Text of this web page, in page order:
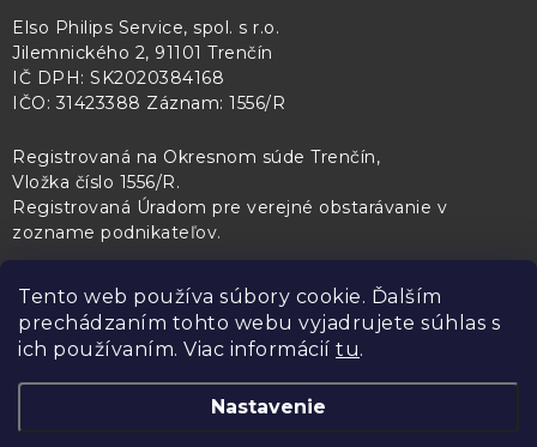
Tento web používa súbory cookie. Ďalším
prechádzaním tohto webu vyjadrujete súhlas s
ich používaním. Viac informácií tu.
Nastavenie
Elso Philips Service, spol. s r.o.
Jilemnického 2, 91101 Trenčín
IČ DPH: SK2020384168
IČO: 31423388 Záznam: 1556/R
Registrovaná na Okresnom súde Trenčín,
Vložka číslo 1556/R.
Registrovaná Úradom pre verejné obstarávanie v
zozname podnikateľov.
PL Servis Kontroltech Technický skúšobný ústav Piešťany